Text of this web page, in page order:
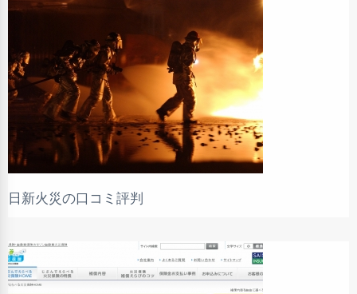
日新火災の口コミ評判